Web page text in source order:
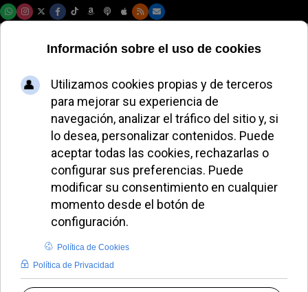
Arzobispo Saiz
Meneses: “La Iglesia
no es ni de derechas
ni de izquierdas"
LUCAS ALONSO DIÓCESIS DE SEVILLA